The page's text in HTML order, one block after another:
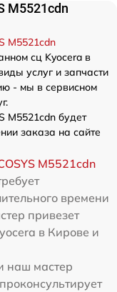
M5521cdn
M5521cdn
сц Kyocera в
услуг и запчасти
- мы в сервисном
M5521cdn будет
заказа на сайте
M5521cdn
времени
привезет
в Кирове и
наш мастер